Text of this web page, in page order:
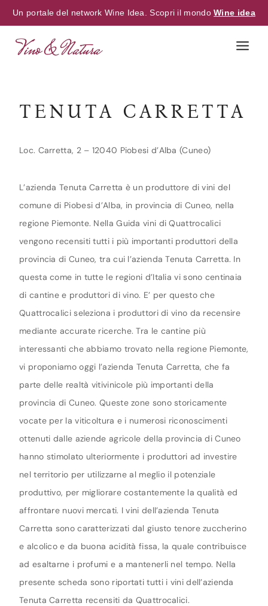
Un portale del network Wine Idea. Scopri il mondoWine idea
TENUTA CARRETTA
Loc. Carretta, 2 – 12040 Piobesi d’Alba (Cuneo)
L’azienda Tenuta Carretta è un produttore di vini del
comune di Piobesi d’Alba, in provincia di Cuneo, nella
regione Piemonte. Nella Guida vini di Quattrocalici
vengono recensiti tutti i più importanti produttori della
provincia di Cuneo, tra cui l’azienda Tenuta Carretta. In
questa come in tutte le regioni d’Italia vi sono centinaia
di cantine e produttori di vino. E’ per questo che
Quattrocalici seleziona i produttori di vino da recensire
mediante accurate ricerche. Tra le cantine più
interessanti che abbiamo trovato nella regione Piemonte,
vi proponiamo oggi l’azienda Tenuta Carretta, che fa
parte delle realtà vitivinicole più importanti della
provincia di Cuneo. Queste zone sono storicamente
vocate per la viticoltura e i numerosi riconoscimenti
ottenuti dalle aziende agricole della provincia di Cuneo
hanno stimolato ulteriormente i produttori ad investire
nel territorio per utilizzarne al meglio il potenziale
produttivo, per migliorare costantemente la qualità ed
affrontare nuovi mercati. I vini dell’azienda Tenuta
Carretta sono caratterizzati dal giusto tenore zuccherino
e alcolico e da buona acidità fissa, la quale contribuisce
ad esaltarne i profumi e a mantenerli nel tempo. Nella
presente scheda sono riportati tutti i vini dell’azienda
Tenuta Carretta recensiti da Quattrocalici.